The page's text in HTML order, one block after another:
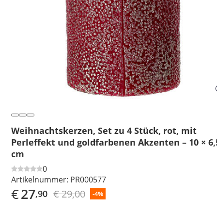
Weihnachtskerzen, Set zu 4 Stück, rot, mit
Perleffekt und goldfarbenen Akzenten – 10 ×
cm
0
Artikelnummer: PR000577
€27,90 € 29,00 -4%